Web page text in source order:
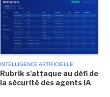
INTELLIGENCE ARTIFICIELLE
Rubrik s'attaque au défi de
la sécurité des agents IA